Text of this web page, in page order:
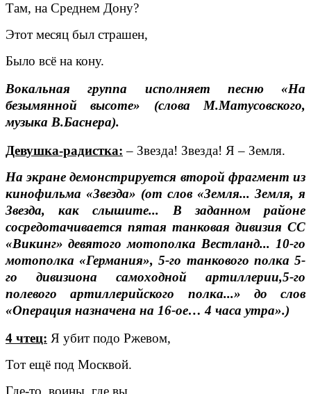
Там, на Среднем Дону?
Этот месяц был страшен,
Было всё на кону.
Вокальная группа исполняет песню «На
безымянной высоте» (слова М.Матусовского,
музыка В.Баснера).
Девушка-радистка: – Звезда! Звезда! Я – Земля.
На экране демонстрируется второй фрагмент из
кинофильма «Звезда» (от слов «Земля... Земля, я
Звезда, как слышите... В заданном районе
сосредотачивается пятая танковая дивизия СС
«Викинг» девятого мотополка Вестланд... 10-го
мотополка «Германия», 5-го танкового полка 5-
го дивизиона самоходной артиллерии,5-го
полевого артиллерийского полка...» до слов
«Операция назначена на 16-ое… 4 часа утра».)
4 чтец: Я убит подо Ржевом,
Тот ещё под Москвой.
Где-то, воины, где вы,